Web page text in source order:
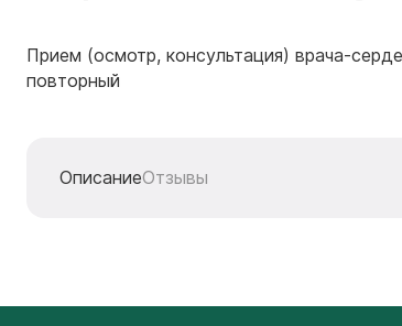
Прием (осмотр, консультация) врача-
повторный
ОписаниеОтзывы